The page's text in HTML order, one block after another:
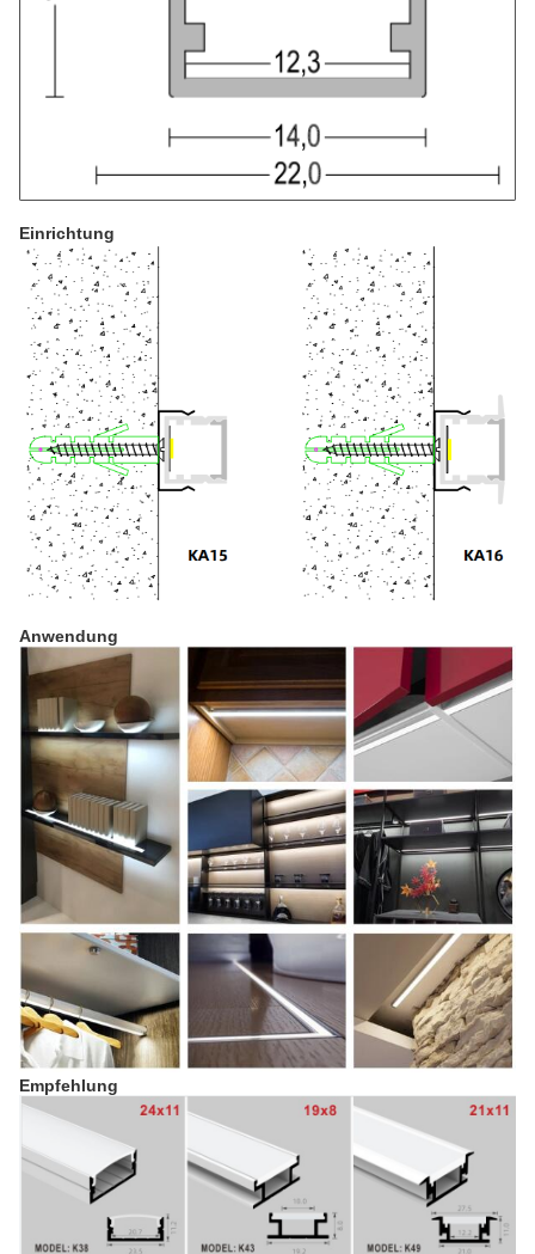
Einrichtung
Anwendung
Empfehlung